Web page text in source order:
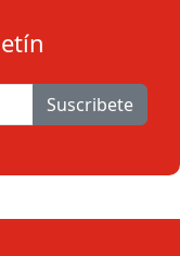
Suscribete